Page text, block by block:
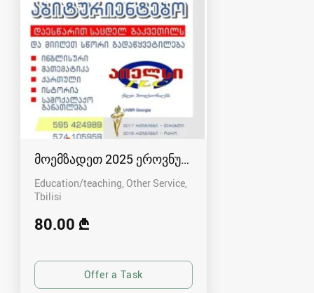
მოემზადეთ 2025 ეროვნული გამოცდებისთვის
Education/teaching, Other Service
Tbilisi
80.00 ₾